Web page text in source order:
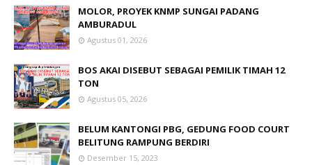
MOLOR, PROYEK KNMP SUNGAI PADANG
AMBURADUL
Agustus 01, 2026
BOS AKAI DISEBUT SEBAGAI PEMILIK TIMAH 12
TON
Agustus 05, 2026
BELUM KANTONGI PBG, GEDUNG FOOD COURT
BELITUNG RAMPUNG BERDIRI
Desember 15, 2023